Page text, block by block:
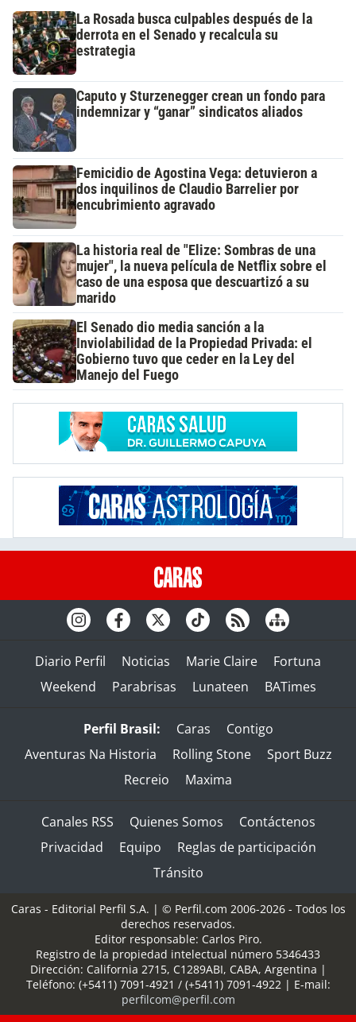
La Rosada busca culpables después de la
derrota en el Senado y recalcula su
estrategia
Caputo y Sturzenegger crean un fondo para
indemnizar y “ganar” sindicatos aliados
Femicidio de Agostina Vega: detuvieron a
dos inquilinos de Claudio Barrelier por
encubrimiento agravado
La historia real de "Elize: Sombras de una
mujer", la nueva película de Netflix sobre el
caso de una esposa que descuartizó a su
marido
El Senado dio media sanción a la
Inviolabilidad de la Propiedad Privada: el
Gobierno tuvo que ceder en la Ley del
Manejo del Fuego
Diario Perfil Noticias Marie Claire
Fortuna
Weekend
Parabrisas Lunateen BATimes
Perfil Brasil: Caras
Contigo
Aventuras Na Historia
Rolling Stone
Sport Buzz
Recreio
Maxima
Canales RSS Quienes Somos
Contáctenos
Privacidad
Equipo
Reglas de participación
Tránsito
Caras - Editorial Perfil S.A. | © Perfil.com 2006-2026 - Todos los
derechos reservados.
Editor responsable: Carlos Piro.
Registro de la propiedad intelectual número 5346433
Dirección: California 2715, C1289ABI, CABA, Argentina |
Teléfono: (+5411) 7091-4921 / (+5411) 7091-4922| E-mail:
perfilcom@perfil.com